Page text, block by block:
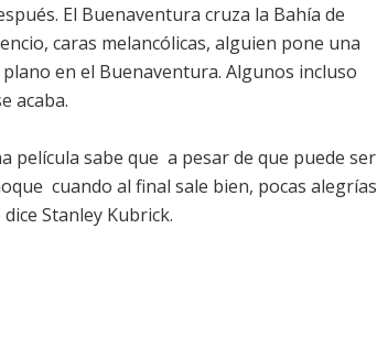
El Buenaventura cruza la Bahía de
caras melancólicas, alguien pone una
en el Buenaventura. Algunos incluso
acaba.
sabe que  a pesar de que puede ser
 cuando al final sale bien, pocas alegrías
Stanley Kubrick.